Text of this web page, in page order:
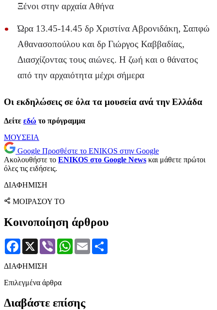
Ξένοι στην αρχαία Αθήνα
Ώρα 13.45-14.45 δρ Χριστίνα Αβρονιδάκη, Σαπφώ
Αθανασοπούλου και δρ Γιώργος Καββαδίας,
Διασχίζοντας τους αιώνες. Η ζωή και ο θάνατος
από την αρχαιότητα μέχρι σήμερα
Οι εκδηλώσεις σε όλα τα μουσεία ανά την Ελλάδα
Δείτε εδώ το πρόγραμμα
ΜΟΥΣΕΙΑ
Google Προσθέστε το ENIKOS στην Google
Ακολουθήστε το ENIKOS στο Google News και μάθετε πρώτοι
όλες τις ειδήσεις.
ΔΙΑΦΗΜΙΣΗ
ΜΟΙΡΑΣΟΥ ΤΟ
Κοινοποίηση άρθρου
Facebook
X Viber WhatsApp
Email
ΔΙΑΦΗΜΙΣΗ
Επιλεγμένα άρθρα
Διαβάστε επίσης